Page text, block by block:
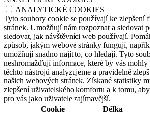
ANALYTICKÉ COOKIES
Tyto soubory cookie se používají ke zlepšení
stránek. Umožňují nám rozpoznat a sledovat
sledovat, jak návštěvníci web používají.
způsob, jakým webové stránky fungují,
umožňují snadno najít to, co hledají. Tyto
neshromažďují informace, které by vás
těchto nástrojů analyzujeme a pravidelně
našich webových stránek. Získané statistiky
zlepšení uživatelského komfortu a k tomu,
pro vás jako uživatele zajímavější.
Cookie
Délka